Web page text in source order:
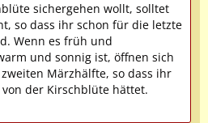
sichergehen wollt, solltet
so dass ihr schon für die letzte
Wenn es früh und
und sonnig ist, öffnen sich
Märzhälfte, so dass ihr
der Kirschblüte hättet.